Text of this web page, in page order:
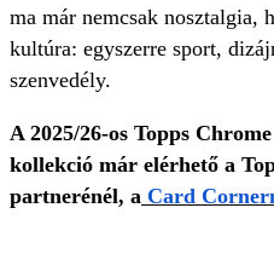
ma már nemcsak nosztalgia,
kultúra: egyszerre sport,
szenvedély.
A 2025/26-os Topps
kollekció már elérhető a
partnerénél, a Card